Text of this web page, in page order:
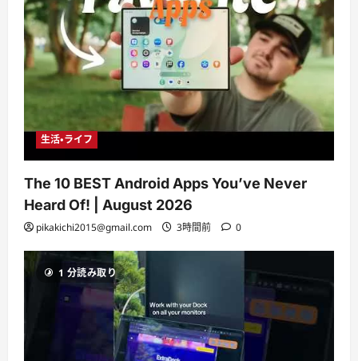
生活・ライフ
The 10 BEST Android Apps You’ve Never
Heard Of! | August 2026
pikakichi2015@gmail.com 3時間前 0
1 分読み取り